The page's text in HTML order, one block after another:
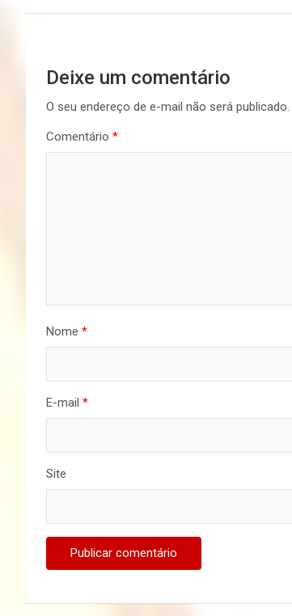
Deixe um comentário
O seu endereço de e-mail não será publicado.
Comentário *
Nome *
E-mail *
Site